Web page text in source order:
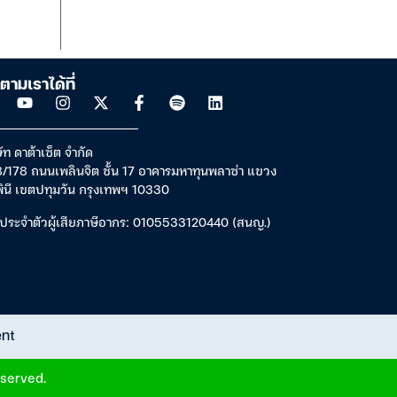
ามเราได้ที่
ดาต้าเซ็ต จำกัด
178 ถนนเพลินจิต ชั้น 17 อาคารมหาทุนพลาซ่า แขวง
เขตปทุมวัน กรุงเทพฯ 10330
ระจำตัวผู้เสียภาษีอากร: 0105533120440 (สนญ.)